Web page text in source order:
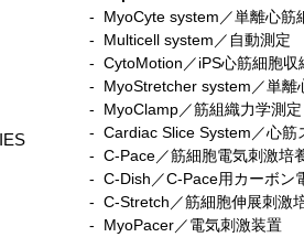
ンオプティクス／ビデオ
ートリアル ー マウスの
- MyoCyte system／単離心筋
- Multicell system／自動測定
- CytoMotion／iPS心筋細胞収
- MyoStretcher system／単離
- MyoClamp／筋組織力学測定
- Cardiac Slice System／心筋
- C-Pace／筋細胞電気刺激培
- C-Dish／C-Pace用カーボン
- C-Stretch／筋細胞伸展刺激
​ - MyoPacer／電気刺激装置